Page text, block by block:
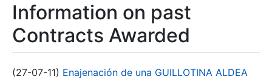
Information on past
Contracts Awarded
(27-07-11) Enajenación de una GUILLOTINA ALDEA